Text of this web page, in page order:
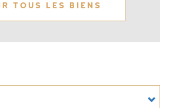
TOUS LES BIENS